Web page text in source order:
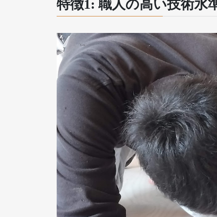
特徴1: 職人の高い技術水